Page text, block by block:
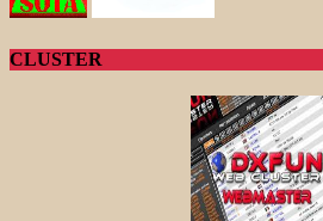
CLUSTER